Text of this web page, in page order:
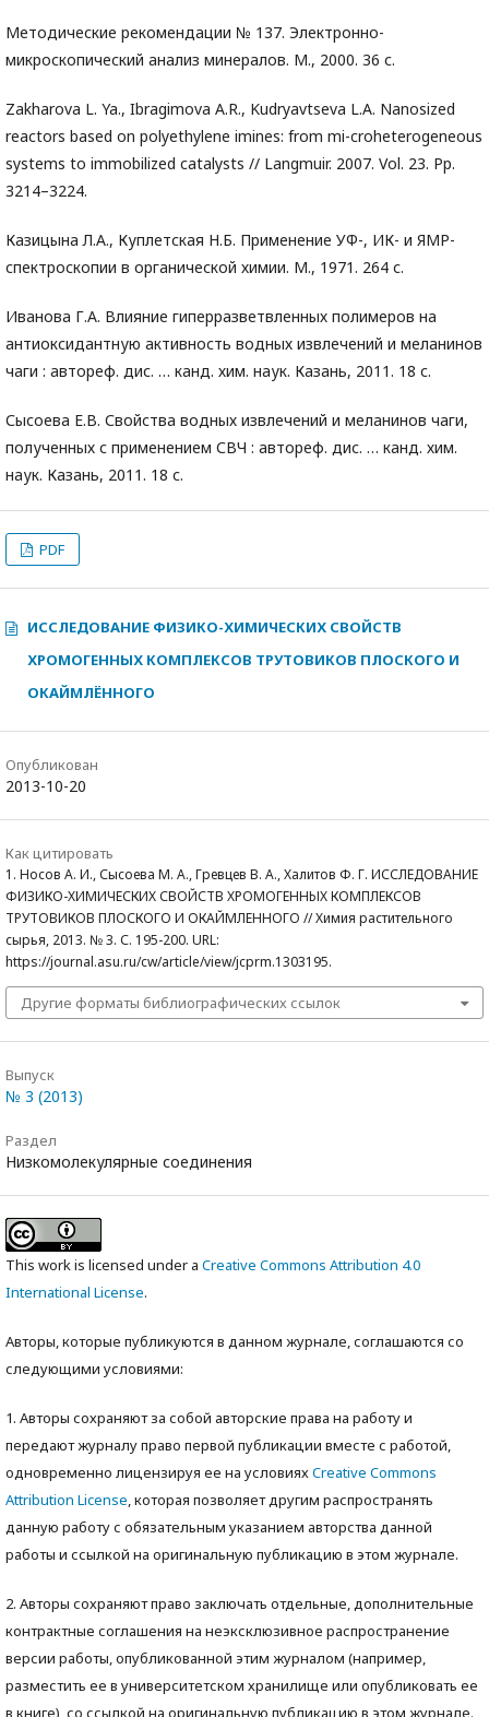
Методические рекомендации № 137. Электронно-
микроскопический анализ минералов. М., 2000. 36 с.
Zakharova L. Ya., Ibragimova A.R., Kudryavtseva L.A. Nanosized
reactors based on polyethylene imines: from mi-croheterogeneous
systems to immobilized catalysts // Langmuir. 2007. Vol. 23. Pp.
3214–3224.
Казицына Л.А., Куплетская Н.Б. Применение УФ-, ИК- и ЯМР-
спектроскопии в органической химии. М., 1971. 264 с.
Иванова Г.А. Влияние гиперразветвленных полимеров на
антиоксидантную активность водных извлечений и меланинов
чаги : автореф. дис. … канд. хим. наук. Казань, 2011. 18 с.
Сысоева Е.В. Свойства водных извлечений и меланинов чаги,
полученных с применением СВЧ : автореф. дис. … канд. хим.
наук. Казань, 2011. 18 с.
PDF
ИССЛЕДОВАНИЕ ФИЗИКО-ХИМИЧЕСКИХ СВОЙСТВ
ХРОМОГЕННЫХ КОМПЛЕКСОВ ТРУТОВИКОВ ПЛОСКОГО И
ОКАЙМЛЁННОГО
Опубликован
2013-10-20
Как цитировать
1. Носов А. И., Сысоева М. А., Гревцев В. А., Халитов Ф. Г. ИССЛЕДОВАНИЕ
ФИЗИКО-ХИМИЧЕСКИХ СВОЙСТВ ХРОМОГЕННЫХ КОМПЛЕКСОВ
ТРУТОВИКОВ ПЛОСКОГО И ОКАЙМЛЕННОГО // Химия растительного
сырья, 2013. № 3. С. 195-200. URL:
https://journal.asu.ru/cw/article/view/jcprm.1303195.
Другие форматы библиографических ссылок
Выпуск
№ 3 (2013)
Раздел
Низкомолекулярные соединения
This work is licensed under a Creative Commons Attribution 4.0
International License.
Авторы, которые публикуются в данном журнале, соглашаются со
следующими условиями:
1. Авторы сохраняют за собой авторские права на работу и
передают журналу право первой публикации вместе с работой,
одновременно лицензируя ее на условияхCreative Commons
Attribution License, которая позволяет другим распространять
данную работу с обязательным указанием авторства данной
работы и ссылкой на оригинальную публикацию в этом журнале.
2. Авторы сохраняют право заключать отдельные, дополнительные
контрактные соглашения на неэксклюзивное распространение
версии работы, опубликованной этим журналом (например,
разместить ее в университетском хранилище или опубликовать ее
в книге), со ссылкой на оригинальную публикацию в этом журнале.